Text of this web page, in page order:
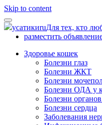
Skip to content
усатикиruДля тех, кто
разместить
Здоровье кошек
Болезни глаз
Болезни ЖКТ
Болезни
Болезни ОДА у
Болезни
Болезни сердца
Заболевания